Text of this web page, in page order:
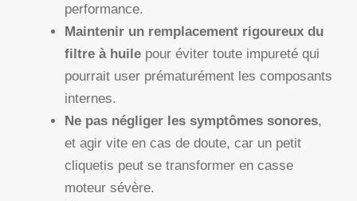
performance.
Maintenir un remplacement rigoureux du
filtre à huile pour éviter toute impureté qui
pourrait user prématurément les composants
internes.
Ne pas négliger les symptômes sonores,
et agir vite en cas de doute, car un petit
cliquetis peut se transformer en casse
moteur sévère.